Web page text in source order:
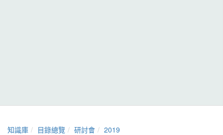
知識庫 目錄總覽 研討會
2019